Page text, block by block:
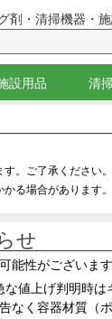
・清掃機器・
水取り
り
ス
皮スキ
)
設用品 清
。ご了承ください。
る場合があります。
せ
性がございます
な値上げ判明時は
なく容器材質（